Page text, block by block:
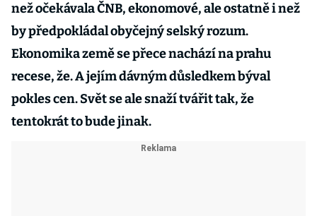
než očekávala ČNB, ekonomové, ale ostatně i než
by předpokládal obyčejný selský rozum.
Ekonomika země se přece nachází na prahu
recese, že. A jejím dávným důsledkem býval
pokles cen. Svět se ale snaží tvářit tak, že
tentokrát to bude jinak.